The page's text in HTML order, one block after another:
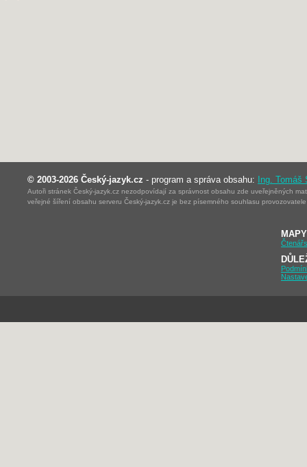
© 2003-2026 Český-jazyk.cz - program a správa obsahu: Ing. Tomáš
Autoři stránek Český-jazyk.cz nezodpovídají za správnost obsahu zde uveřejněných
veřejné šíření obsahu serveru Český-jazyk.cz je bez písemného souhlasu